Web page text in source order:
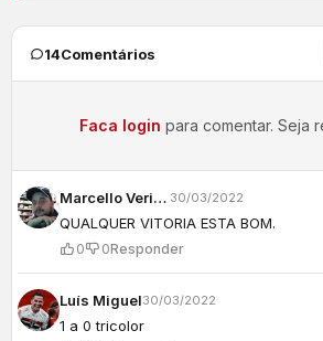
14Comentários
Faca login para comentar. Seja
Marcello Verissimo 30/03/2022
QUALQUER VITORIA ESTA BOM.
0 0Responder
Luís Miguel30/03/2022
1 a 0 tricolor